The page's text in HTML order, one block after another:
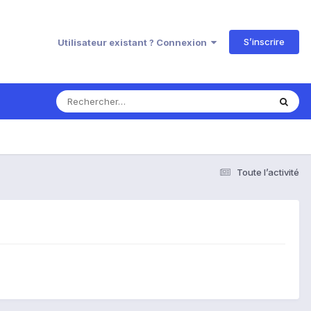
Utilisateur existant ? Connexion S’inscrire
Toute l’activité